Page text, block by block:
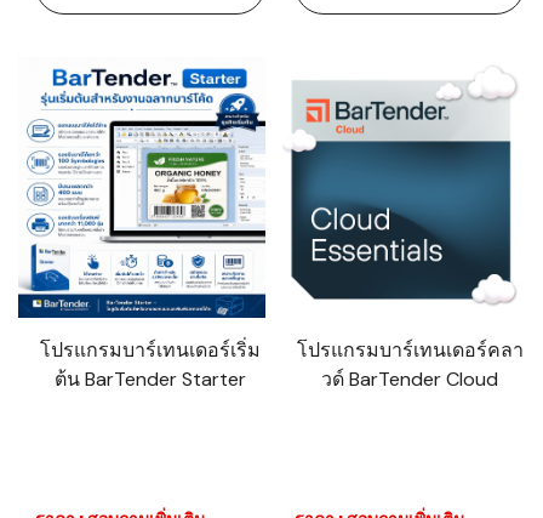
โปรแกรมบาร์เทนเดอร์เริ่ม
ต้น BarTender Starter
โปรแกรมบาร์เทนเดอร์คลา
วด์ BarTender Cloud